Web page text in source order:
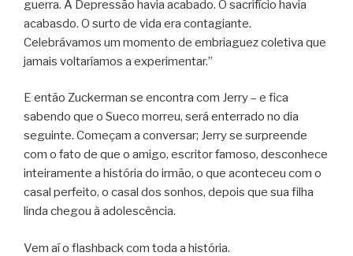
guerra. A Depressão havia acabado. O sacrifício havia
acabasdo. O surto de vida era contagiante.
Celebrávamos um momento de embriaguez coletiva que
jamais voltaríamos a experimentar.”
E então Zuckerman se encontra com Jerry – e fica
sabendo que o Sueco morreu, será enterrado no dia
seguinte. Começam a conversar; Jerry se surpreende
com o fato de que o amigo, escritor famoso, desconhece
inteiramente a história do irmão, o que aconteceu com o
casal perfeito, o casal dos sonhos, depois que sua filha
linda chegou à adolescência.
Vem aí o flashback com toda a história.